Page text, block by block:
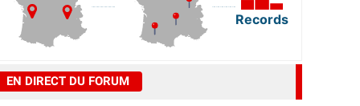
Records
EN DIRECT DU FORUM